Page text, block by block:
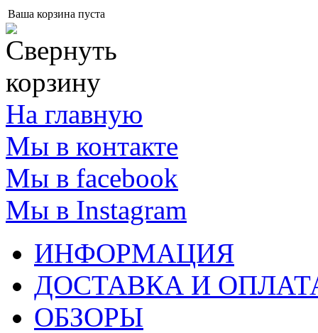
Ваша корзина пуста
На главную
Мы в контакте
Мы в facebook
Мы в Instagram
ИНФОРМАЦИЯ
ДОСТАВКА И
ОБЗОРЫ